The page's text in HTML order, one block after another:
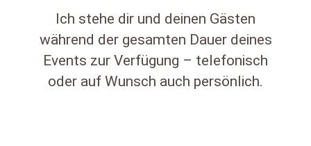
Ich stehe dir und deinen Gästen
während der gesamten Dauer deines
Events zur Verfügung – telefonisch
oder auf Wunsch auch persönlich.